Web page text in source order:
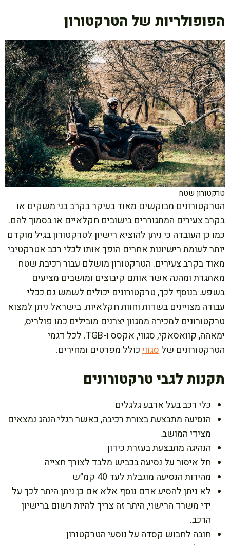
הפופולריות של הטרקטורון
טרקטורון שטח
הטרקטורונים מבוקשים מאוד בעיקר בקרב בני משקים או
בקרב צעירים המתגוררים בישובים חקלאיים או בסמוך להם.
כמו כן העובדה כי ניתן להוציא רישיון לטרקטורון בגיל מוקדם
יותר לעומת רישיונות אחרים הופך אותו לכלי רכב אטרקטיבי
מאוד בקרב צעירים. הטרקטורון מושלם עבור רכיבת שטח
מאתגרת ומהנה אשר אותם קיבוצים ומושבים מציעים
בשפע. בנוסף לכך, טרקטורונים יכולים לשמש גם ככלי
עבודה מצויינים בשדות וחוות חקלאיות. בישראל ניתן למצוא
טרקטורונים למכירה ממגוון יצרנים מובילים כמו פולריס,
ימאהה, קוואסאקי, סגווי, אקסס ו-TGB. לכל דגמי
הטרקטורונים שלסגוויכולל מפרטים ומחירים.
תקנות לגבי טרקטורונים
כלי רכב בעל ארבע גלגלים
הנסיעה מתבצעת בצורת רכיבה, כאשר רגלי הנהג נמצאים
מצידי המושב.
הנהיגה מתבצעת בעזרת כידון
חל איסור על נסיעה בכביש מלבד לצורך חצייה
מהירות הנסיעה מוגבלת לעד 40 קמ״ש
לא ניתן להסיע אדם נוסף אלא אם כן ניתן היתר לכך על
ידי משרד הרישוי, היתר זה צריך להיות רשום ברישיון
הרכב.
חובה לחבוש קסדה על נוסעי הטרקטורון